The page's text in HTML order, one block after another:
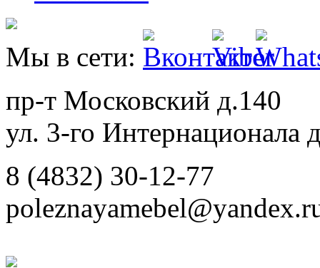
Мы в сети:
пр-т Московский д.140
ул. 3-го Интернационала
8 (4832) 30-12-77